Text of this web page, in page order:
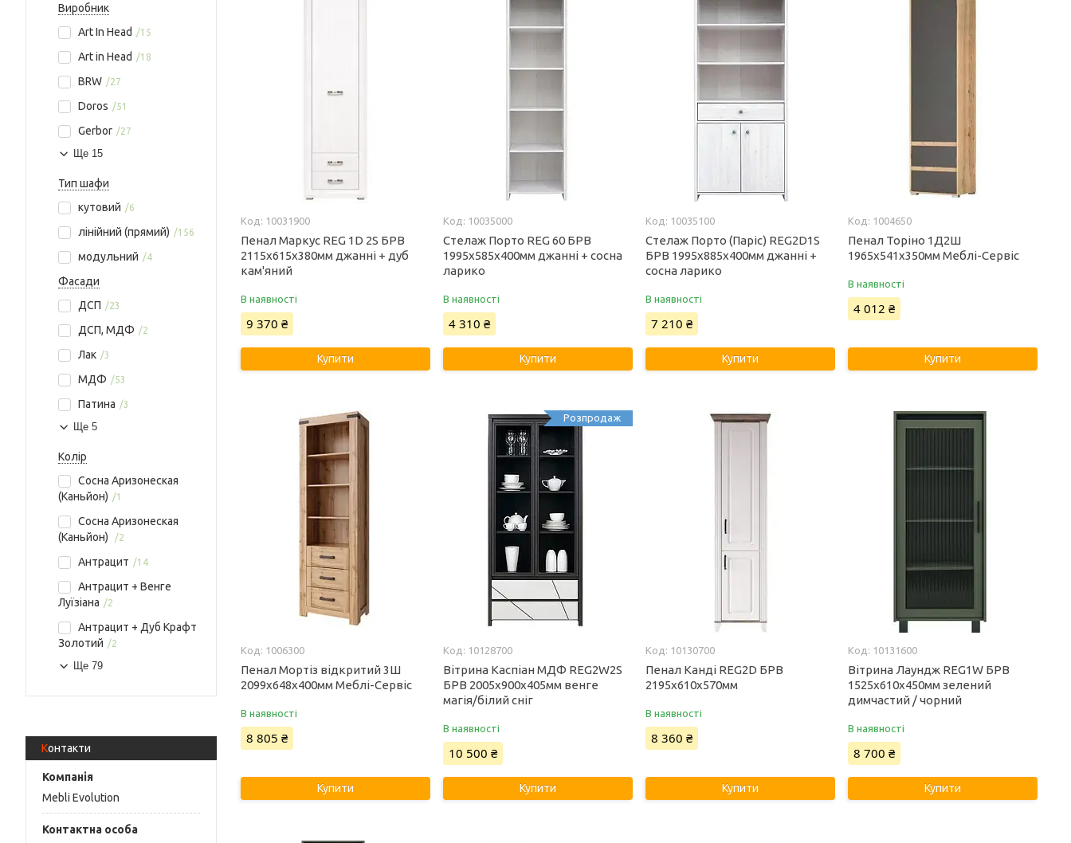
Виробник
Art In Head
15
Art in Head 18
BRW 27
Doros 51
Gerbor 27
Ще 15
Тип шафи
кутовий
6
лінійний (прямий) 156
модульний 4
Фасади
ДСП
23
ДСП, МДФ 2
Лак 3
МДФ 53
Патина 3
Ще 5
Колір
Сосна Аризонеская
(Каньйон)
1
Сосна Аризонеская
(Каньйон)
2
Антрацит 14
Антрацит + Венге
Луїзіана
2
Антрацит + Дуб Крафт
Золотий
2
Ще 79
Контакти
Mebli Evolution
10031900
Пенал Маркус REG 1D 2S БРВ
2115х615х380мм джанні + дуб
кам'яний
В наявності
9 370 ₴
Купити
10035000
Стелаж Порто REG 60 БРВ
1995х585х400мм джанні + сосна
ларико
В наявності
4 310 ₴
Купити
10035100
Стелаж Порто (Паріс) REG2D1S
БРВ 1995х885х400мм джанні +
сосна ларико
В наявності
7 210 ₴
Купити
1004650
Пенал Торіно 1Д2Ш
1965х541х350мм Меблі-Сервіс
В наявності
4 012 ₴
Купити
1006300
Пенал Мортіз відкритий 3Ш
2099х648х400мм Меблі-Сервіс
В наявності
8 805 ₴
Купити
Розпродаж
10128700
Вітрина Каспіан МДФ REG2W2S
БРВ 2005х900х405мм венге
магія/білий сніг
В наявності
10 500 ₴
Купити
10130700
Пенал Канді REG2D БРВ
2195х610х570мм
В наявності
8 360 ₴
Купити
10131600
Вітрина Лаундж REG1W БРВ
1525х610х450мм зелений
димчастий / чорний
В наявності
8 700 ₴
Купити